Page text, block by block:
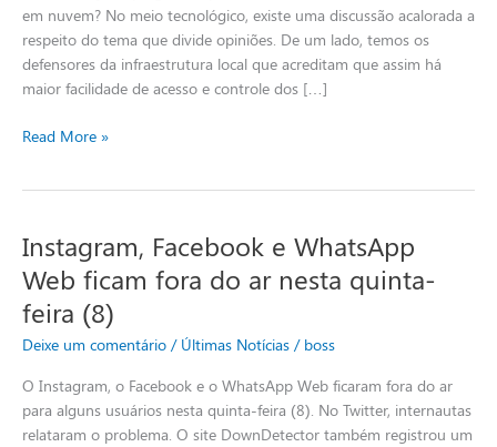
em nuvem? No meio tecnológico, existe uma discussão acalorada a
respeito do tema que divide opiniões. De um lado, temos os
defensores da infraestrutura local que acreditam que assim há
maior facilidade de acesso e controle dos […]
em
nuvem?
Read More »
Instagram, Facebook e WhatsApp
Web ficam fora do ar nesta quinta-
feira (8)
Deixe um comentário / Últimas Notícias / boss
O Instagram, o Facebook e o WhatsApp Web ficaram fora do ar
para alguns usuários nesta quinta-feira (8). No Twitter, internautas
relataram o problema. O site DownDetector também registrou um
Instagram,
Facebook
e
WhatsApp
Web
fora
do
ar